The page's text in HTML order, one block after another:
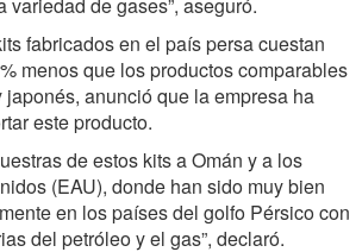
variedad de gases”, aseguró.
fabricados en el país persa cuestan
menos que los productos comparables
anunció que la empresa ha
este producto.
de estos kits a Omán y a los
(EAU), donde han sido muy bien
en los países del golfo Pérsico con
del petróleo y el gas”, declaró.